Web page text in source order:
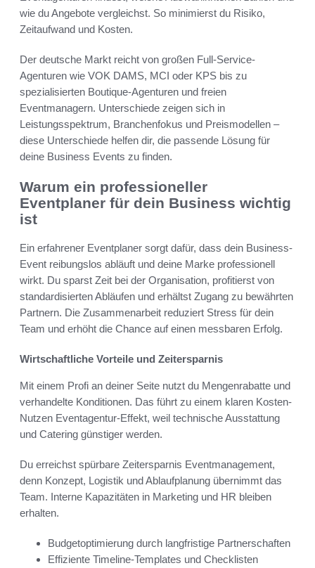
wie du Angebote vergleichst. So minimierst du Risiko,
Zeitaufwand und Kosten.
Der deutsche Markt reicht von großen Full-Service-
Agenturen wie VOK DAMS, MCI oder KPS bis zu
spezialisierten Boutique-Agenturen und freien
Eventmanagern. Unterschiede zeigen sich in
Leistungsspektrum, Branchenfokus und Preismodellen –
diese Unterschiede helfen dir, die passende Lösung für
deine Business Events zu finden.
Warum ein professioneller
Eventplaner für dein Business wichtig
ist
Ein erfahrener Eventplaner sorgt dafür, dass dein Business-
Event reibungslos abläuft und deine Marke professionell
wirkt. Du sparst Zeit bei der Organisation, profitierst von
standardisierten Abläufen und erhältst Zugang zu bewährten
Partnern. Die Zusammenarbeit reduziert Stress für dein
Team und erhöht die Chance auf einen messbaren Erfolg.
Wirtschaftliche Vorteile und Zeitersparnis
Mit einem Profi an deiner Seite nutzt du Mengenrabatte und
verhandelte Konditionen. Das führt zu einem klaren Kosten-
Nutzen Eventagentur-Effekt, weil technische Ausstattung
und Catering günstiger werden.
Du erreichst spürbare Zeitersparnis Eventmanagement,
denn Konzept, Logistik und Ablaufplanung übernimmt das
Team. Interne Kapazitäten in Marketing und HR bleiben
erhalten.
Budgetoptimierung durch langfristige Partnerschaften
Effiziente Timeline-Templates und Checklisten